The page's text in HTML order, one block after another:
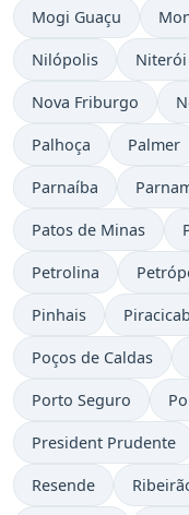
Mogi Guaçu
Nilópolis Niterói
Nova Friburgo
Palhoça Palmer
Parnaíba
Patos de Minas
Petrolina
Pinhais
Poços de Caldas
Porto Seguro
President Prudente
Resende